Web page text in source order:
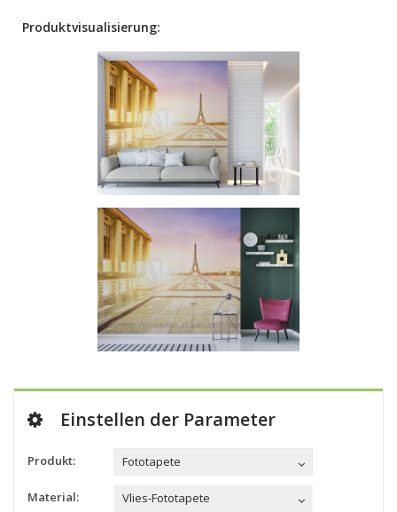
Produktvisualisierung:
Einstellen der Parameter
Produkt: Fototapete
Material: Vlies-Fototapete